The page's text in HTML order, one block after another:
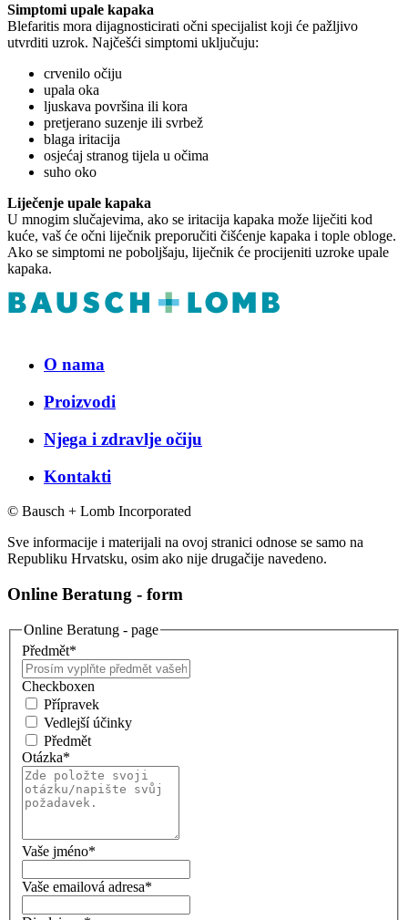
Simptomi upale kapaka
Blefaritis mora dijagnosticirati očni specijalist koji će pažljivo
utvrditi uzrok. Najčešći simptomi uključuju:
crvenilo očiju
upala oka
ljuskava površina ili kora
pretjerano suzenje ili svrbež
blaga iritacija
osjećaj stranog tijela u očima
suho oko
Liječenje upale kapaka
U mnogim slučajevima, ako se iritacija kapaka može liječiti kod
kuće, vaš će očni liječnik preporučiti čišćenje kapaka i tople obloge.
Ako se simptomi ne poboljšaju, liječnik će procijeniti uzroke upale
kapaka.
O nama
Proizvodi
Njega i zdravlje očiju
Kontakti
© Bausch + Lomb Incorporated
Sve informacije i materijali na ovoj stranici odnose se samo na
Republiku Hrvatsku, osim ako nije drugačije navedeno.
Online Beratung - form
Online Beratung - page
Předmět*
Checkboxen
Přípravek
Vedlejší účinky
Předmět
Otázka*
Vaše jméno*
Vaše emailová adresa*